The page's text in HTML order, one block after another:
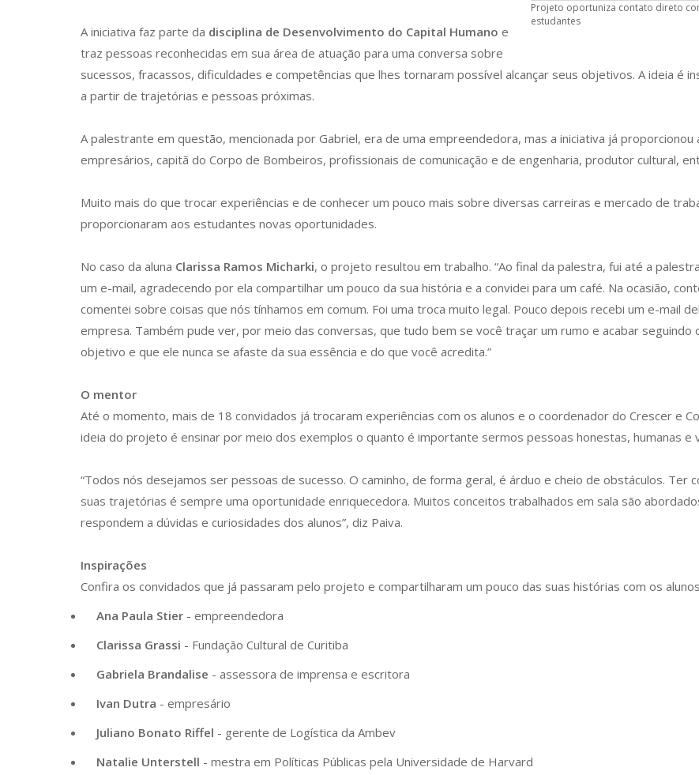
Projeto oportuniza contato direto
estudantes
A iniciativa faz parte da disciplina de Desenvolvimento do Capital Humano e
traz pessoas reconhecidas em sua área de atuação para uma conversa sobre
sucessos, fracassos, dificuldades e competências que lhes tornaram possível alcançar seus objetivos. A ideia é
a partir de trajetórias e pessoas próximas.
A palestrante em questão, mencionada por Gabriel, era de uma empreendedora, mas a iniciativa já proporcionou
empresários, capitã do Corpo de Bombeiros, profissionais de comunicação e de engenharia, produtor cultural,
Muito mais do que trocar experiências e de conhecer um pouco mais sobre diversas carreiras e mercado de
proporcionaram aos estudantes novas oportunidades.
No caso da aluna Clarissa Ramos Micharki, o projeto resultou em trabalho. “Ao final da palestra, fui até a
um e-mail, agradecendo por ela compartilhar um pouco da sua história e a convidei para um café. Na ocasião,
comentei sobre coisas que nós tínhamos em comum. Foi uma troca muito legal. Pouco depois recebi um e-mail
empresa. Também pude ver, por meio das conversas, que tudo bem se você traçar um rumo e acabar
objetivo e que ele nunca se afaste da sua essência e do que você acredita.”
O mentor
Até o momento, mais de 18 convidados já trocaram experiências com os alunos e o coordenador do Crescer e
ideia do projeto é ensinar por meio dos exemplos o quanto é importante sermos pessoas honestas, humanas
“Todos nós desejamos ser pessoas de sucesso. O caminho, de forma geral, é árduo e cheio de obstáculos.
suas trajetórias é sempre uma oportunidade enriquecedora. Muitos conceitos trabalhados em sala são
respondem a dúvidas e curiosidades dos alunos”, diz Paiva.
Inspirações
Confira os convidados que já passaram pelo projeto e compartilharam um pouco das suas histórias com os
Ana Paula Stier - empreendedora
Clarissa Grassi - Fundação Cultural de Curitiba
Gabriela Brandalise - assessora de imprensa e escritora
Ivan Dutra - empresário
Juliano Bonato Riffel - gerente de Logística da Ambev
Natalie Unterstell - mestra em Políticas Públicas pela Universidade de Harvard